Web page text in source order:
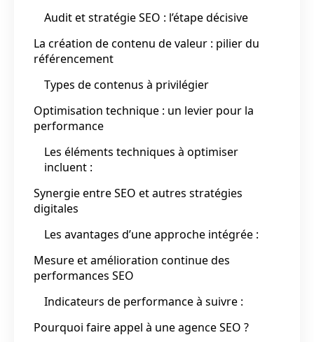
Audit et stratégie SEO : l’étape décisive
La création de contenu de valeur : pilier du
référencement
Types de contenus à privilégier
Optimisation technique : un levier pour la
performance
Les éléments techniques à optimiser
incluent :
Synergie entre SEO et autres stratégies
digitales
Les avantages d’une approche intégrée :
Mesure et amélioration continue des
performances SEO
Indicateurs de performance à suivre :
Pourquoi faire appel à une agence SEO ?